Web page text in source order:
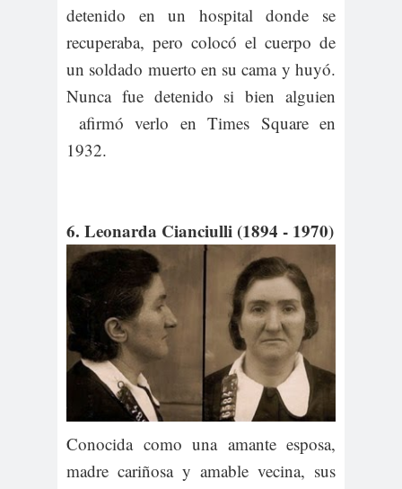
detenido en un hospital donde se
recuperaba, pero colocó el cuerpo de
un soldado muerto en su cama y huyó.
Nunca fue detenido si bien alguien
afirmó verlo en Times Square en
1932.
6. Leonarda Cianciulli (1894 - 1970)
Conocida como una amante esposa,
madre cariñosa y amable vecina, sus